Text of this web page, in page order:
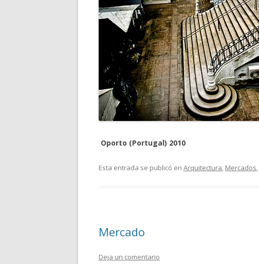
Oporto (Portugal) 2010
Esta entrada se publicó en Arquitectura, Mercados,
Mercado
Deja un comentario